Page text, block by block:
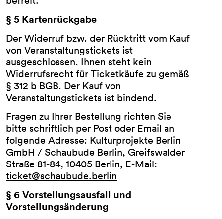
§ 5 Kartenrückgabe
Der Widerruf bzw. der Rücktritt vom Kauf
von Veranstaltungstickets ist
ausgeschlossen. Ihnen steht kein
Widerrufsrecht für Ticketkäufe zu gemäß
§ 312 b BGB. Der Kauf von
Veranstaltungstickets ist bindend.
Fragen zu Ihrer Bestellung richten Sie
bitte schriftlich per Post oder Email an
folgende Adresse: Kulturprojekte Berlin
GmbH / Schaubude Berlin, Greifswalder
Straße 81-84, 10405 Berlin, E-Mail:
ticket@schaubude.berlin
§ 6 Vorstellungsausfall und
Vorstellungsänderung